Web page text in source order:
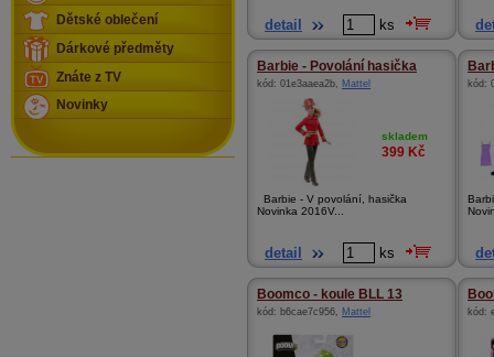
detail ks
Barbie - Povolání hasička
kód: 01e3aaea2b, Mattel
skladem
399 Kč
Barbie - V povolání, hasička
Novinka 2016V...
detail ks
kód:
Boomco - koule BLL 13
kód: b6cae7c956, Mattel kód:
Dětské oblečení
Dárkové předměty
Znáte z TV
Novinky